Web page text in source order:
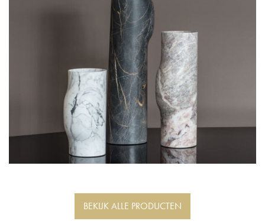
BEKIJK ALLE PRODUCTEN